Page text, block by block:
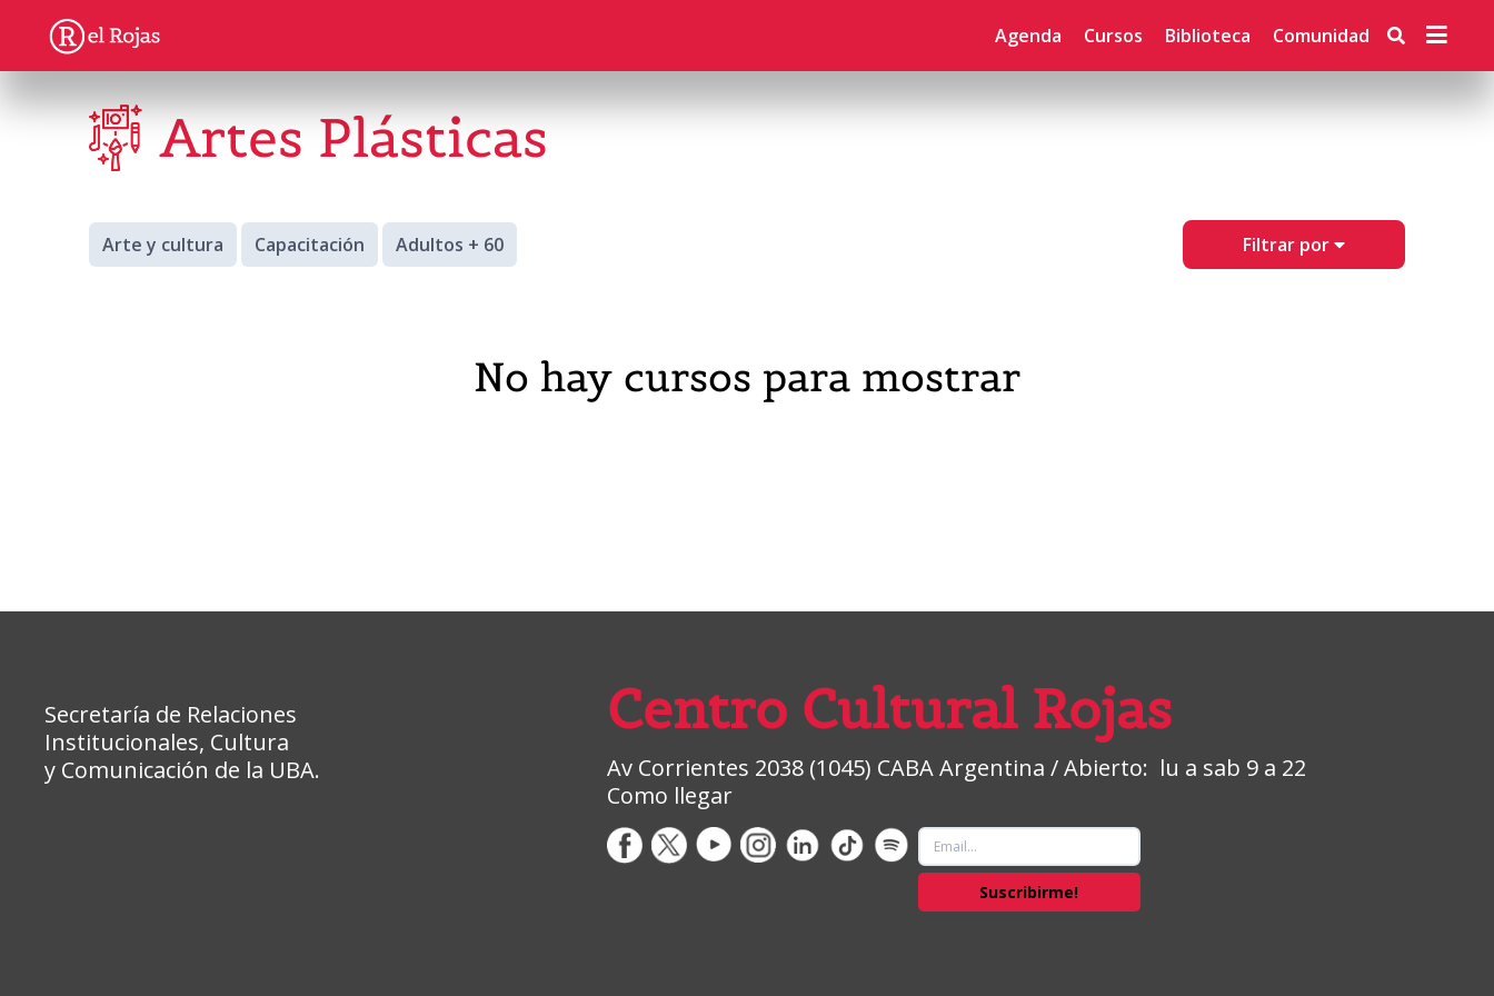
Agenda Cursos Biblioteca Comunidad
Artes Plásticas
Arte y cultura Capacitación Adultos + 60 Filtrar por
No hay cursos para mostrar
Secretaría de Relaciones
Institucionales, Cultura
y Comunicación de la UBA.
Centro Cultural Rojas
Av Corrientes 2038 (1045) CABA Argentina / Abierto: lu a sab 9 a 22
Como llegar